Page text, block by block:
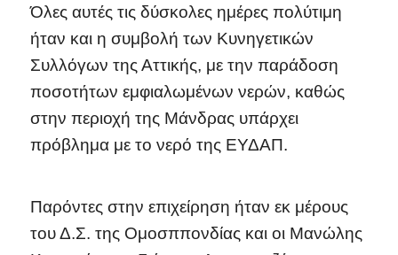
Όλες αυτές τις δύσκολες ημέρες πολύτιμη
ήταν και η συμβολή των Κυνηγετικών
Συλλόγων της Αττικής, με την παράδοση
ποσοτήτων εμφιαλωμένων νερών, καθώς
στην περιοχή της Μάνδρας υπάρχει
πρόβλημα με το νερό της ΕΥΔΑΠ.
Παρόντες στην επιχείρηση ήταν εκ μέρους
του Δ.Σ. της Ομοσππονδίας και οι Μανώλης